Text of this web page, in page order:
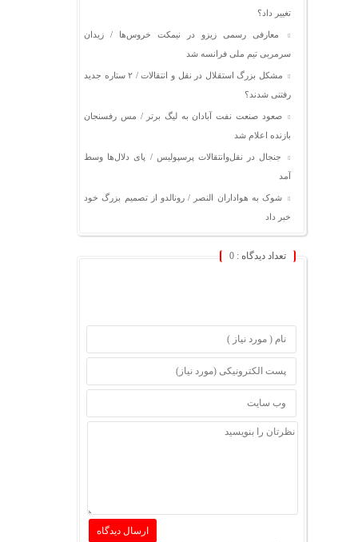
تغییر داد؟
معارفی رسمی زیزو در نیمکت خروس‌ها / زیدان
سرمربی تیم ملی فرانسه شد
مشکل بزرگ استقلال در نقل و انتقالات / ۲ ستاره جدید
رفتنی شدند؟
صعود صنعت نفت آبادان به لیگ برتر / مس رفسنجان
بازنده اعلام شد
جنجال در نقل‌وانتقالات پرسپولیس / پای دلال‌ها وسط
آمد
شوک به هواداران النصر / رونالدو از تصمیم بزرگ خود
خبر داد
تعداد دیدگاه : 0